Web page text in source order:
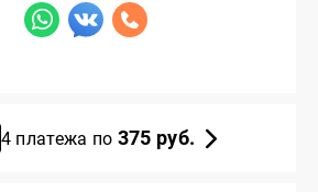
4 платежа по 375 руб.